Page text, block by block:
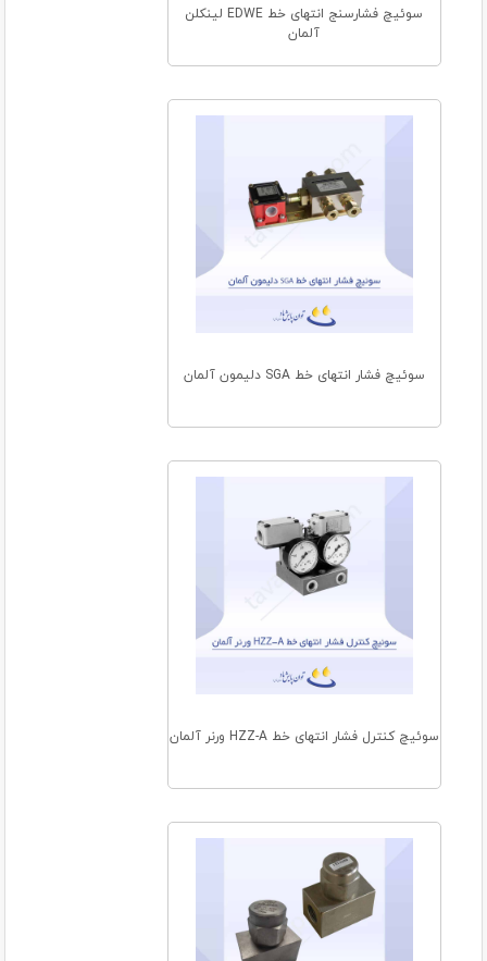
سوئیچ فشارسنج انتهای خط EDWE لینکلن
آلمان
سوئیچ فشار انتهای خط SGA دلیمون آلمان
سوئیچ کنترل فشار انتهای خط HZZ-A ورنر آلمان